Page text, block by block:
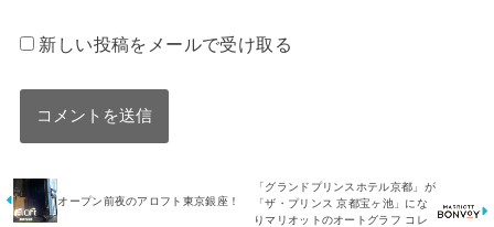
新しい投稿をメールで受け取る
オープン前夜のアロフト東京銀座！
「グランドプリンスホテル京都」が
「ザ・プリンス 京都宝ヶ池」にな
りマリオットのオートグラフ コレ